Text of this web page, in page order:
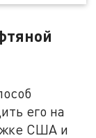
его на
США и